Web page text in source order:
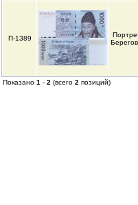
П-1389
Показано 1 - 2 (всего 2 позиций)